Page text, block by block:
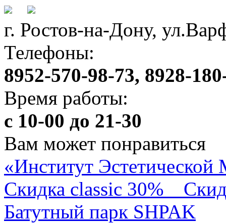
г. Ростов-на-Дону,
Телефоны:
8952-570-98-73, 8928-
Время работы:
с 10-00 до 21-30
Вам может понравиться
«Институт
Скидка classic 30%
Батутный парк SHPAK